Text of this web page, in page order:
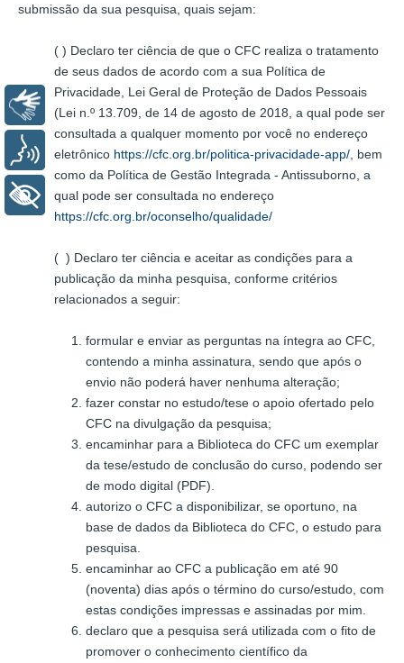
submissão da sua pesquisa, quais sejam:
( ) Declaro ter ciência de que o CFC realiza o tratamento
de seus dados de acordo com a sua Política de
Privacidade, Lei Geral de Proteção de Dados Pessoais
(Lei n.º 13.709, de 14 de agosto de 2018, a qual pode ser
consultada a qualquer momento por você no endereço
eletrônico https://cfc.org.br/politica-privacidade-app/ , bem
como da Política de Gestão Integrada - Antissuborno, a
qual pode ser consultada no endereço
https://cfc.org.br/oconselho/qualidade/
( ) Declaro ter ciência e aceitar as condições para a
publicação da minha pesquisa, conforme critérios
relacionados a seguir:
formular e enviar as perguntas na íntegra ao CFC,
contendo a minha assinatura, sendo que após o
envio não poderá haver nenhuma alteração;
fazer constar no estudo/tese o apoio ofertado pelo
CFC na divulgação da pesquisa;
encaminhar para a Biblioteca do CFC um exemplar
da tese/estudo de conclusão do curso, podendo ser
de modo digital (PDF).
autorizo o CFC a disponibilizar, se oportuno, na
base de dados da Biblioteca do CFC, o estudo para
pesquisa.
encaminhar ao CFC a publicação em até 90
(noventa) dias após o término do curso/estudo, com
estas condições impressas e assinadas por mim.
declaro que a pesquisa será utilizada com o fito de
promover o conhecimento científico da
Libras
Voz
+ Acessibilidade